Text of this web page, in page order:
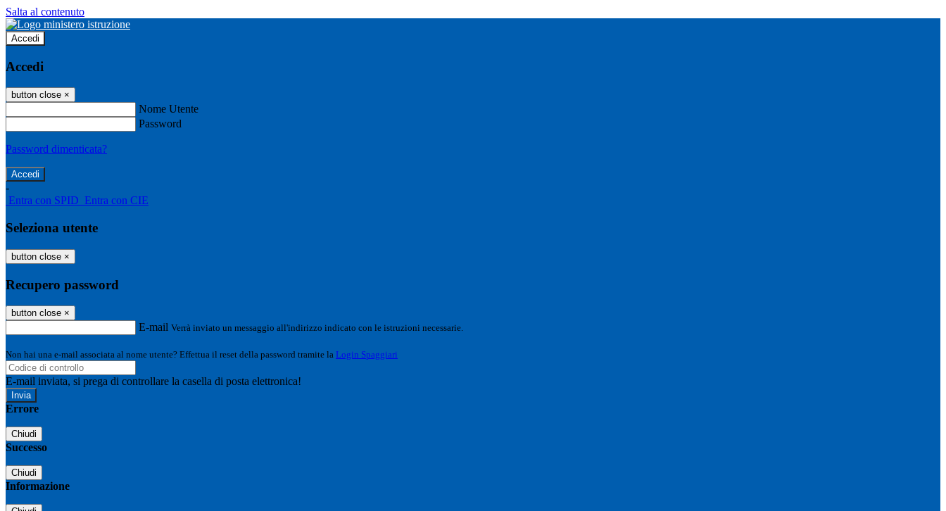
Salta al contenuto
Accedi
Accedi
button close ×
Nome Utente
Password
Password dimenticata?
-
Entra con SPID Entra con CIE
Seleziona utente
button close ×
Recupero password
button close ×
E-mail Verrà inviato un messaggio all'indirizzo indicato con le istruzioni necessarie.
Non hai una e-mail associata al nome utente? Effettua il reset della password tramite la Login Spaggiari
E-mail inviata, si prega di controllare la casella di posta elettronica!
Errore
Chiudi
Successo
Chiudi
Informazione